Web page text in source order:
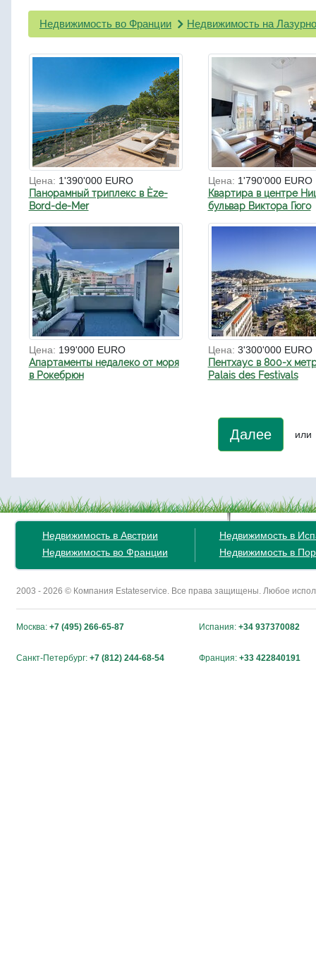
Недвижимость во Франции Недвижимость на
Цена: 1'390'000 EURO
Панорамный триплекс в Èze-
Bord-de-Mer
Цена: 1'790'000 EURO
Квартира в центре
бульвар Виктора Гюго
Цена: 199'000 EURO
Апартаменты недалеко от моря
в Рокебрюн
Цена: 3'300'000 EURO
Пентхаус в 800-х
Palais des Festivals
Далее или
Недвижимость в Австрии
Недвижимость во Франции
Недвижимость в
Недвижимость в
2003 - 2026 © Компания Estateservice. Все права защищены. Любое
Москва: +7 (495) 266-65-87 Испания: +34 937370082
Санкт-Петербург: +7 (812) 244-68-54 Франция: +33 422840191